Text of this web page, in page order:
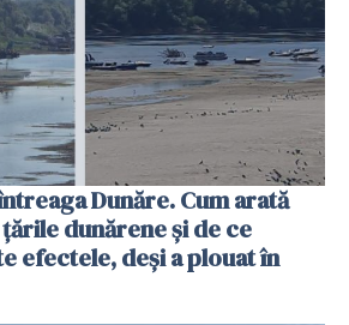
Dunăre. Cum arată
dunărene și de ce
efectele, deși a plouat în